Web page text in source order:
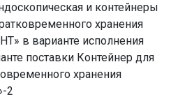
и контейнеры
хранения
в варианте исполнения
поставки Контейнер для
хранения
2